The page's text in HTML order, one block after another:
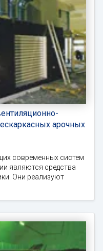
арочных
современных систем
являются средства
Они реализуют